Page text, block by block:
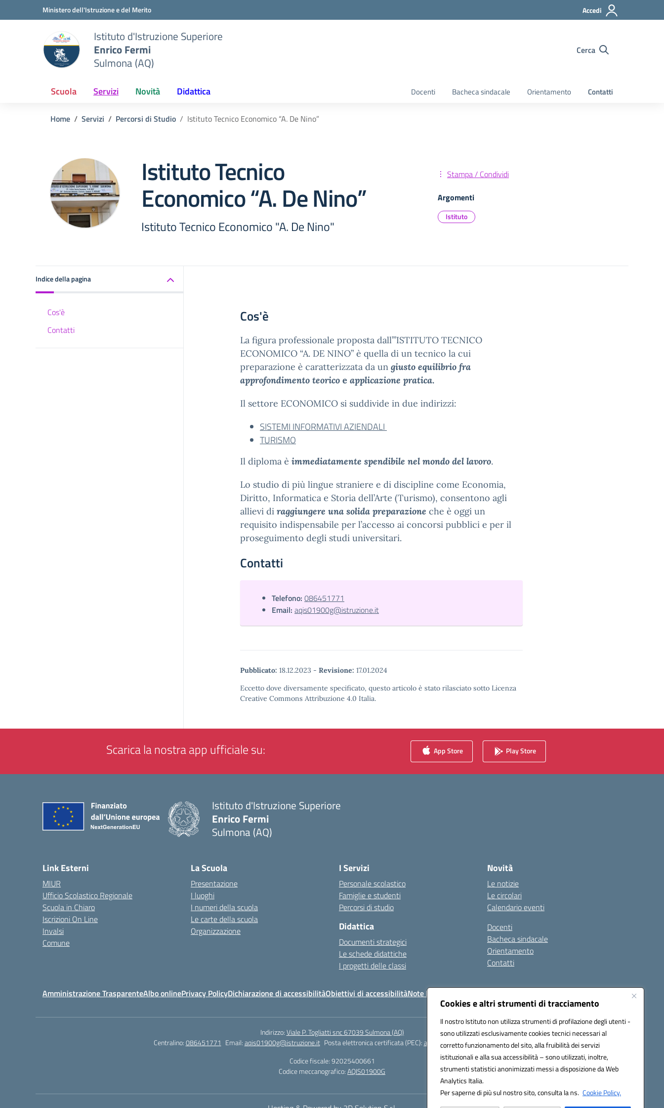
Cookies e altri strumenti di tracciamento
Il nostro Istituto non utilizza strumenti di profilazione degli utenti -
sono utilizzati esclusivamente cookies tecnici necessari al
corretto funzionamento del sito, alla fruibilità dei servizi
istituzionali e alla sua accessibilità – sono utilizzati, inoltre,
strumenti statistici anonimizzati messi a disposizione da Web
Analytics Italia.
Per saperne di più sul nostro sito, consulta la ns. Cookie Policy.
Vai ai contenuti
Vai al menu di navigazioneMinistero dell'Istruzione e del Merito Accedi
Istituto d'Istruzione Superiore
Enrico Fermi
Sulmona (AQ)
Cerca
Scuola Servizi Novità Didattica Docenti Bacheca sindacale Orientamento Contatti
Home Servizi Percorsi di Studio Istituto Tecnico Economico “A. De Nino”
Istituto Tecnico
Economico “A. De Nino”
Istituto Tecnico Economico "A. De Nino"
Stampa / Condividi
Argomenti
Istituto
Indice della pagina
Cos'è
Contatti
Cos'è
La figura professionale proposta dall’”ISTITUTO TECNICO
ECONOMICO “A. DE NINO” è quella di un tecnico la cui
preparazione è caratterizzata da un giusto equilibrio fra
approfondimento teorico e applicazione pratica.
Il settore ECONOMICO si suddivide in due indirizzi:
SISTEMI INFORMATIVI AZIENDALI
TURISMO
Il diploma è immediatamente spendibile nel mondo del lavoro.
Lo studio di più lingue straniere e di discipline come Economia,
Diritto, Informatica e Storia dell’Arte (Turismo), consentono agli
allievi di raggiungere una solida preparazione che è oggi un
requisito indispensabile per l’accesso ai concorsi pubblici e per il
proseguimento degli studi universitari.
Contatti
Telefono: 086451771
Email: aqis01900g@istruzione.it
Pubblicato: 18.12.2023 - Revisione: 17.01.2024
Eccetto dove diversamente specificato, questo articolo è stato rilasciato sotto Licenza
Creative Commons Attribuzione 4.0 Italia.
Scarica la nostra app ufficiale su: App Store Play Store
Istituto d'Istruzione Superiore
Enrico Fermi
Sulmona (AQ)
Link Esterni
MIUR
Ufficio Scolastico Regionale
Scuola in Chiaro
Iscrizioni On Line
Invalsi
Comune
La Scuola
Presentazione
I luoghi
I numeri della scuola
Le carte della scuola
Organizzazione
I Servizi
Personale scolastico
Famiglie e studenti
Percorsi di studio
Didattica
Documenti strategici
Le schede didattiche
I progetti delle classi
Novità
Le notizie
Le circolari
Calendario eventi
Docenti
Bacheca sindacale
Orientamento
Contatti
Amministrazione TrasparenteAlbo onlinePrivacy PolicyDichiarazione di accessibilitàObiettivi di accessibilitàNote legali
Indirizzo:Viale P. Togliatti snc 67039 Sulmona (AQ)
Centralino:086451771 Email:aqis01900g@istruzione.it Posta elettronica certificata (PEC):aqis01900g@pec.istruzione.it
Codice fiscale: 92025400661
Codice meccanografico:AQIS01900G